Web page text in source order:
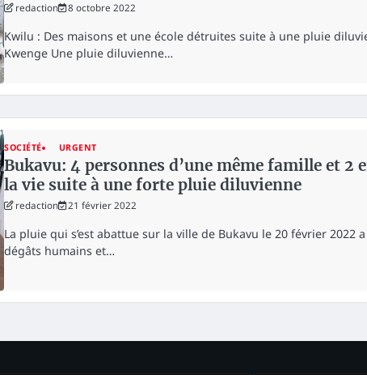
redaction 8 octobre 2022
Kwilu : Des maisons et une école détruites suite à une pluie
Kwenge Une pluie diluvienne…
SOCIÉTÉ URGENT
Bukavu: 4 personnes d’une même famille et 2
la vie suite à une forte pluie diluvienne
redaction 21 février 2022
La pluie qui s’est abattue sur la ville de Bukavu le 20 février 2022 a
dégâts humains et…